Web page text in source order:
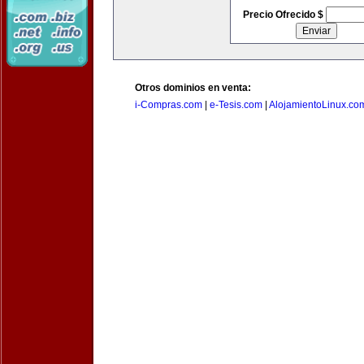
Precio Ofrecido $
Otros dominios en venta:
i-Compras.com
e-Tesis.com